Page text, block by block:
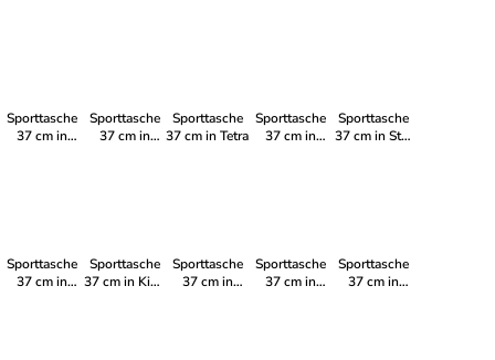
Sporttasche
37 cm in
Sporttasche
37 cm in
Sporttasche
37 cm in Tetra
Sporttasche
37 cm in
Sporttasche
37 cm in Star
Sporttasche
37 cm in
Sporttasche
37 cm in Kids
Sporttasche
37 cm in
Sporttasche
37 cm in
Sporttasche
37 cm in